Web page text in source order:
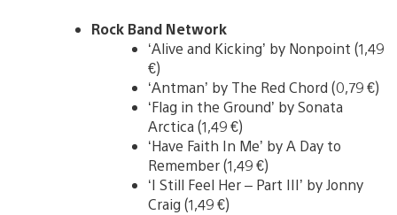
Rock Band Network
‘Alive and Kicking’ by Nonpoint (1,49
€)
‘Antman’ by The Red Chord (0,79 €)
‘Flag in the Ground’ by Sonata
Arctica (1,49 €)
‘Have Faith In Me’ by A Day to
Remember (1,49 €)
‘I Still Feel Her – Part III’ by Jonny
Craig (1,49 €)